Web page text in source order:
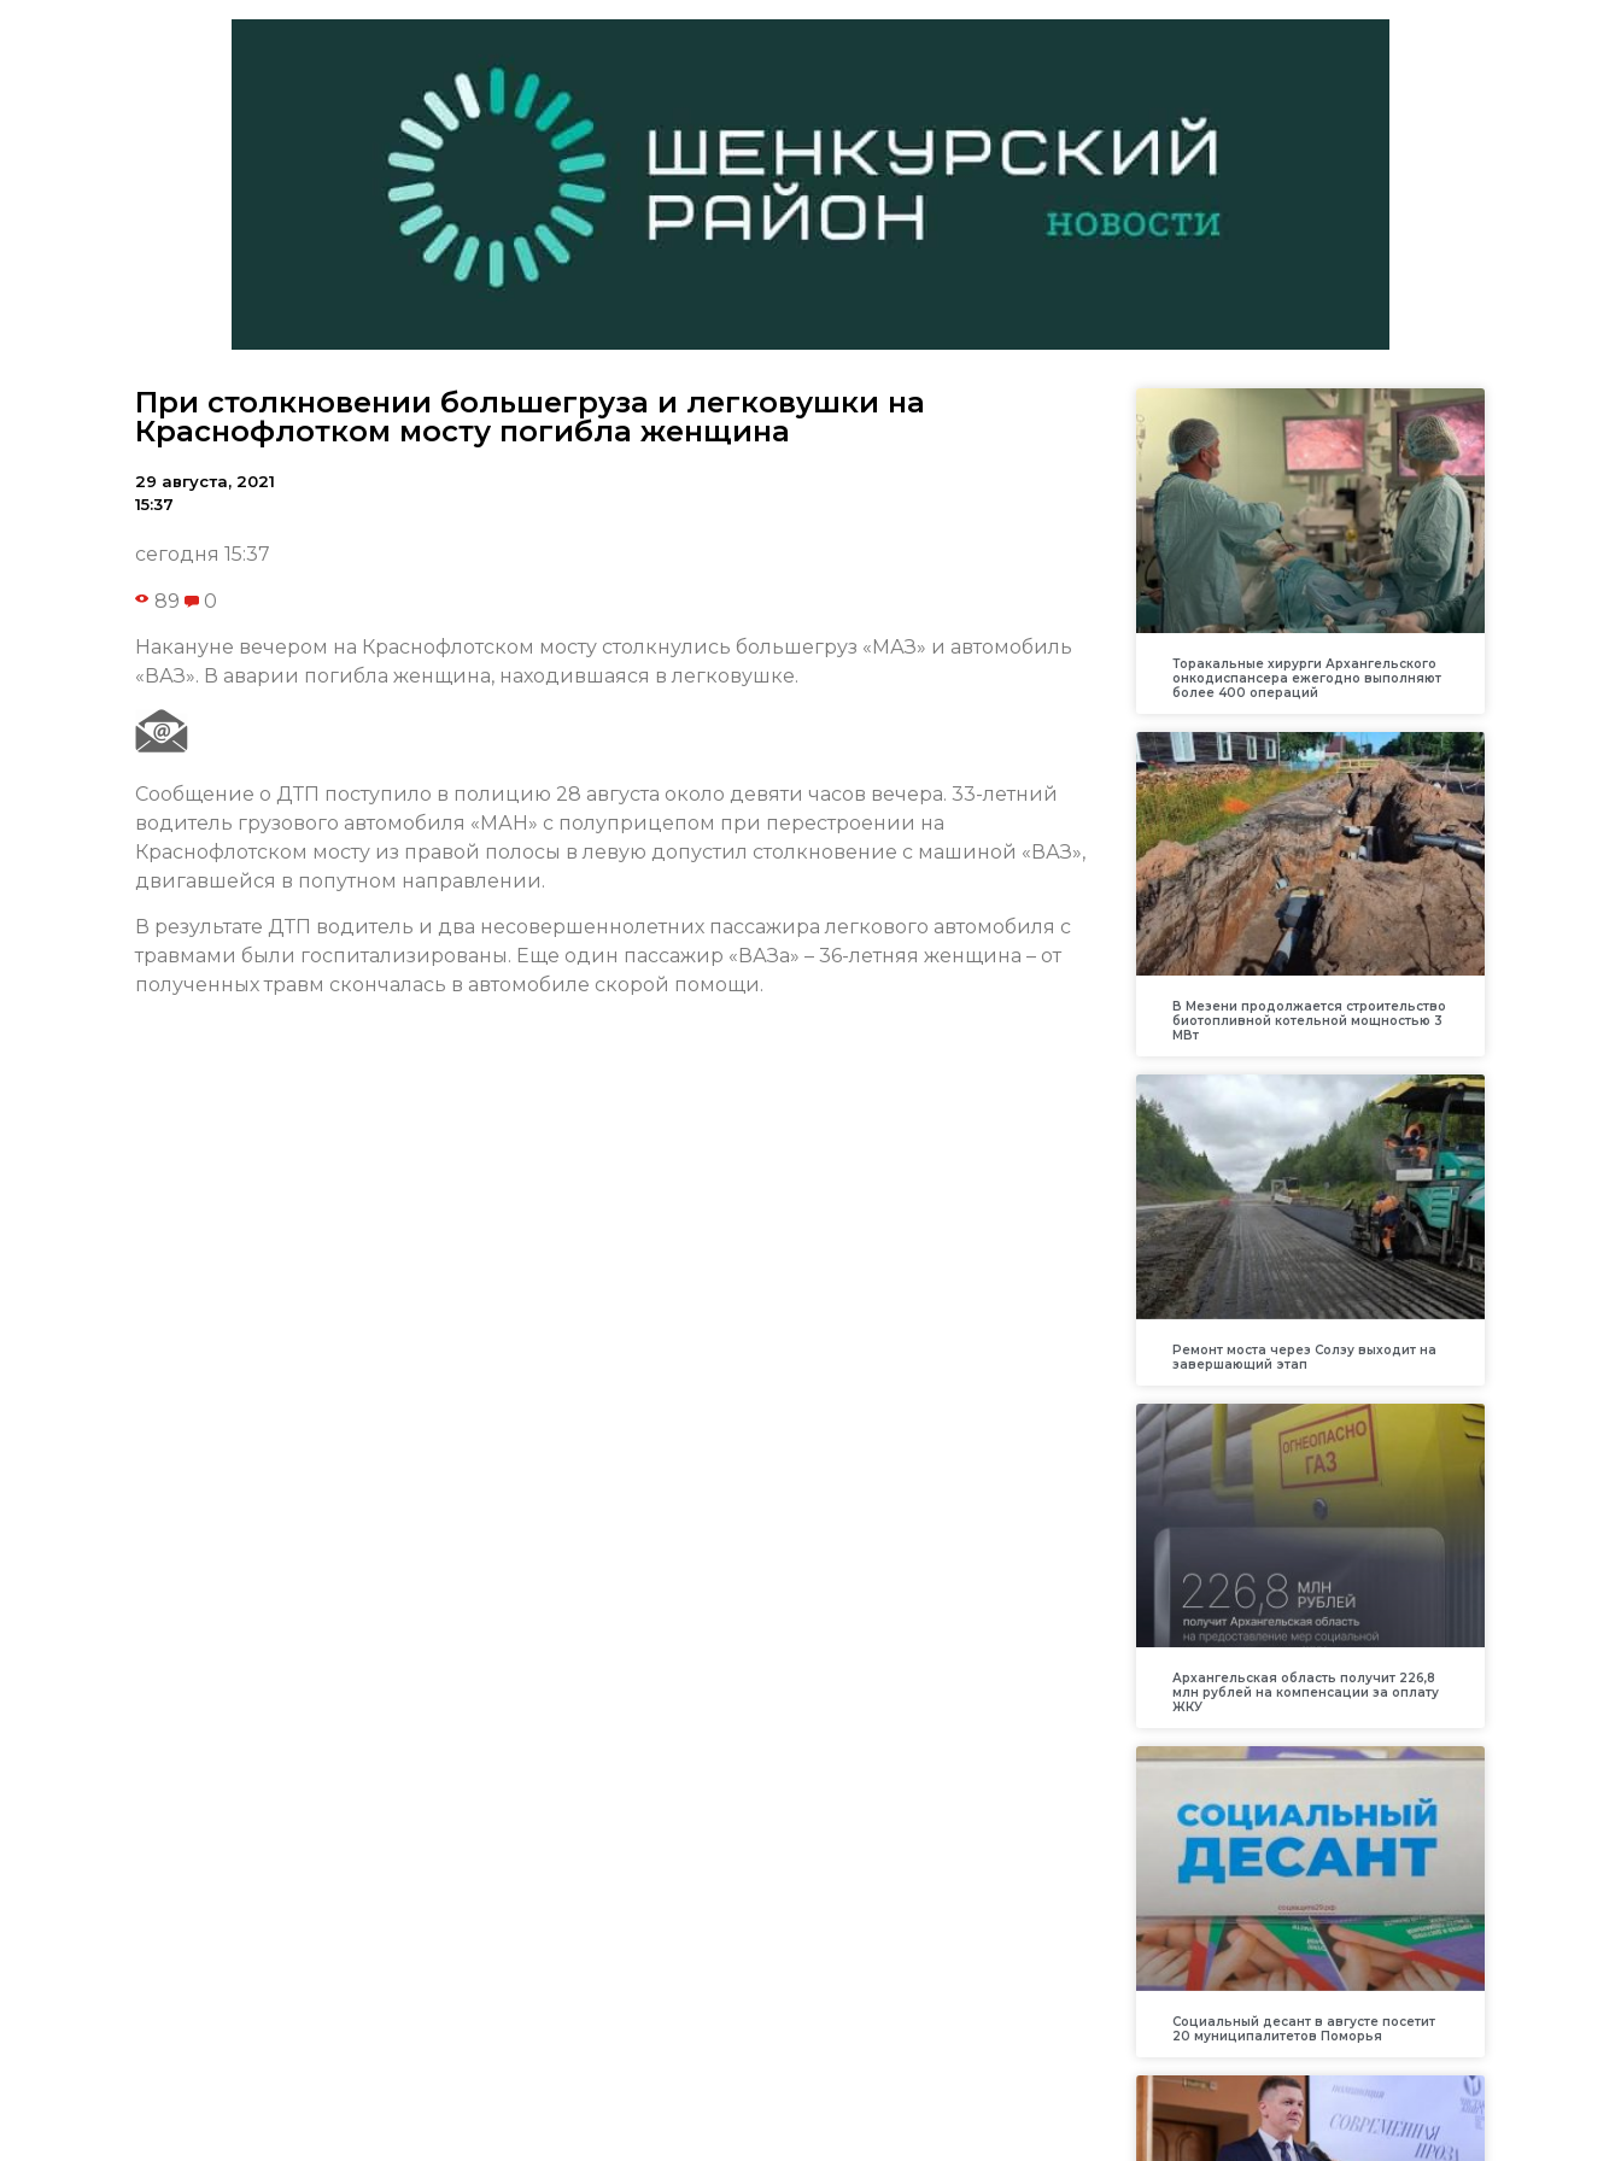
При столкновении большегруза и легковушки на
Краснофлотком мосту погибла женщина
29 августа, 2021
15:37
сегодня 15:37
89 0
Накануне вечером на Краснофлотском мосту столкнулись большегруз «МАЗ» и автомобиль
«ВАЗ». В аварии погибла женщина, находившаяся в легковушке.
Сообщение о ДТП поступило в полицию 28 августа около девяти часов вечера. 33-летний
водитель грузового автомобиля «МАН» с полуприцепом при перестроении на
Краснофлотском мосту из правой полосы в левую допустил столкновение с машиной «ВАЗ»,
двигавшейся в попутном направлении.
В результате ДТП водитель и два несовершеннолетних пассажира легкового автомобиля с
травмами были госпитализированы. Еще один пассажир «ВАЗа» – 36-летняя женщина – от
полученных травм скончалась в автомобиле скорой помощи.
Торакальные хирурги Архангельского
онкодиспансера ежегодно выполняют
более 400 операций
В Мезени продолжается строительство
биотопливной котельной мощностью 3
МВт
Ремонт моста через Солзу выходит на
завершающий этап
Архангельская область получит 226,8
млн рублей на компенсации за оплату
ЖКУ
Социальный десант в августе посетит
20 муниципалитетов Поморья